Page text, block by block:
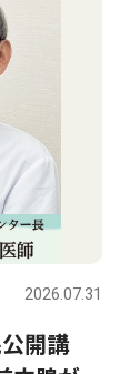
2026.07.31
開講